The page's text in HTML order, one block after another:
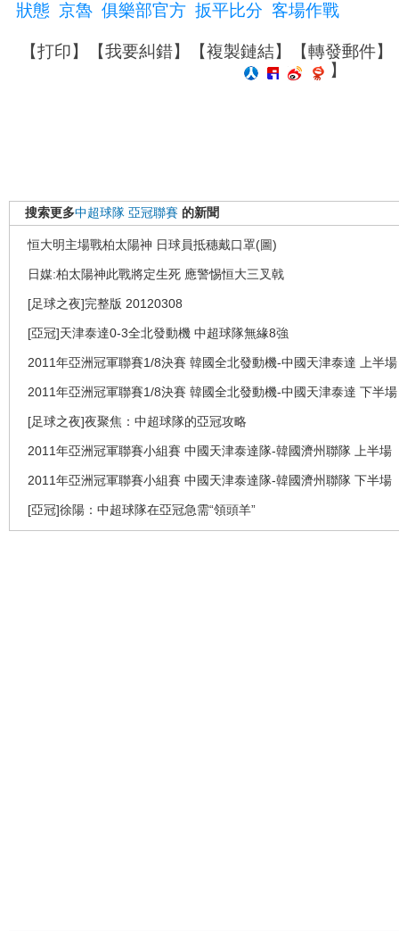
狀態 京魯 俱樂部官方 扳平比分 客場作戰
【打印】【我要糾錯】【複製鏈結】【轉發郵件】
】
搜索更多中超球隊 亞冠聯賽 的新聞
恒大明主場戰柏太陽神 日球員抵穗戴口罩(圖)
日媒:柏太陽神此戰將定生死 應警惕恒大三叉戟
[足球之夜]完整版 20120308
[亞冠]天津泰達0-3全北發動機 中超球隊無緣8強
2011年亞洲冠軍聯賽1/8決賽 韓國全北發動機-中國天津泰達 上半場
2011年亞洲冠軍聯賽1/8決賽 韓國全北發動機-中國天津泰達 下半場
[足球之夜]夜聚焦：中超球隊的亞冠攻略
2011年亞洲冠軍聯賽小組賽 中國天津泰達隊-韓國濟州聯隊 上半場
2011年亞洲冠軍聯賽小組賽 中國天津泰達隊-韓國濟州聯隊 下半場
[亞冠]徐陽：中超球隊在亞冠急需“領頭羊”